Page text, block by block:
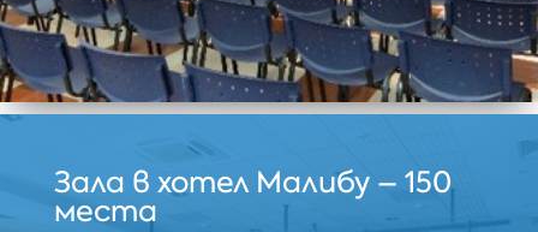
Зала в хотел Малибу – 150
места